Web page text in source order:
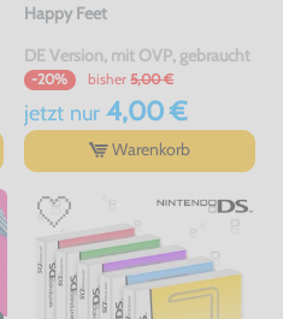
Happy Feet
DE Version, mit OVP, gebraucht
-20% bisher 5,00 €
jetzt nur4,00 €
Warenkorb